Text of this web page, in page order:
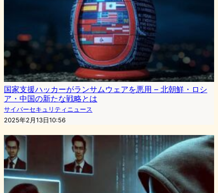
国家支援ハッカーがランサムウェアを悪用 – 北朝鮮・ロシ
ア・中国の新たな戦略とは
サイバーセキュリティニュース
2025年2月13日10:56